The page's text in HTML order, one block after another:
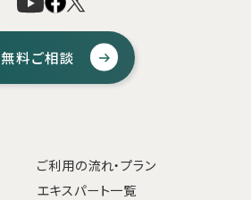
無料ご相談
ご利用の流れ・プラン
エキスパート一覧